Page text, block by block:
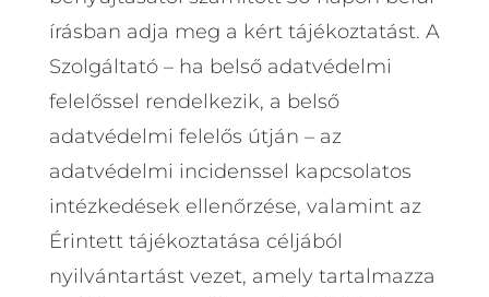
írásban adja meg a kért tájékoztatást. A
Szolgáltató – ha belső adatvédelmi
felelőssel rendelkezik, a belső
adatvédelmi felelős útján – az
adatvédelmi incidenssel kapcsolatos
intézkedések ellenőrzése, valamint az
Érintett tájékoztatása céljából
nyilvántartást vezet, amely tartalmazza